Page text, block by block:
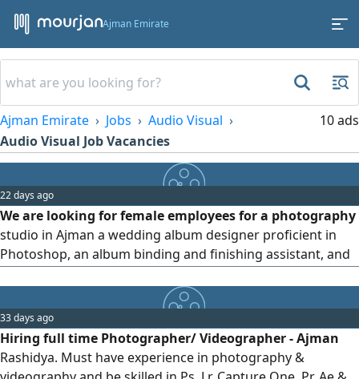
Ajman Emirate
Ajman Emirate Jobs
Audio Visual
Audio Visual Job Vacancies
10 ads
22 days ago
We are looking for female employees for a photography
studio in Ajman a wedding album designer proficient in
Photoshop, an album binding and finishing assistant, and
machine. Details will be provided upon contact
33 days ago
Hiring full time Photographer/ Videographer - Ajman
Rashidya. Must have experience in photography &